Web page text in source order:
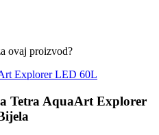
ovaj proizvod?
Explorer LED 60L
Tetra AquaArt Explorer